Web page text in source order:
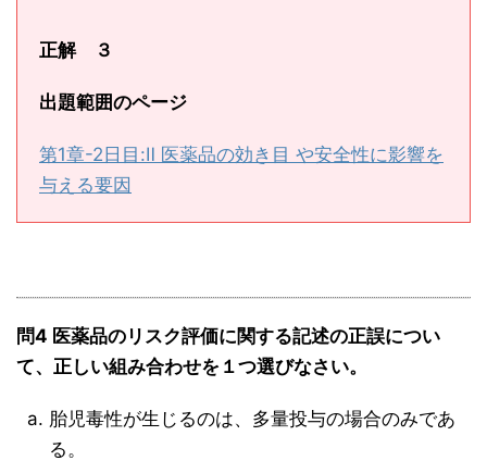
正解 ３
出題範囲のページ
第1章-2日目:Ⅱ 医薬品の効き目 や安全性に影響を
与える要因
問4 医薬品のリスク評価に関する記述の正誤につい
て、正しい組み合わせを１つ選びなさい。
胎児毒性が生じるのは、多量投与の場合のみであ
る。